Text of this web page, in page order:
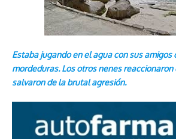
Estaba jugando en el agua con sus amigos
mordeduras. Los otros nenes
salvaron de la brutal agresión.